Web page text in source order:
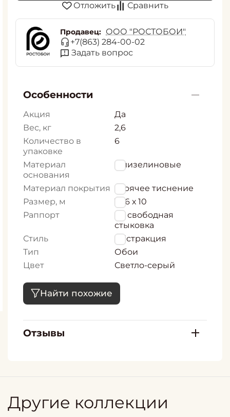
Отложить Сравнить
Продавец: ООО "РОСТОБОИ"
+7(863) 284-00-02
Задать вопрос
Особенности
Акция
Да
Вес, кг
2,6
Количество в
упаковке
6
Материал
основания
Флизелиновые
Материал покрытия горячее тиснение
Размер, м
1,06 х 10
Раппорт
64 свободная
стыковка
Стиль
Абстракция
Тип
Обои
Цвет
Светло-серый
Найти похожие
Отзывы
Другие коллекции